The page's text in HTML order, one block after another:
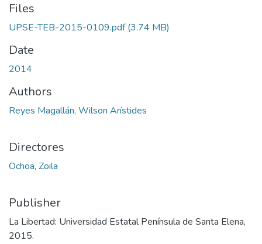
Files
UPSE-TEB-2015-0109.pdf(3.74 MB)
Date
2014
Authors
Reyes Magallán, Wilson Arístides
Directores
Ochoa, Zoila
Publisher
La Libertad: Universidad Estatal Península de Santa Elena,
2015.